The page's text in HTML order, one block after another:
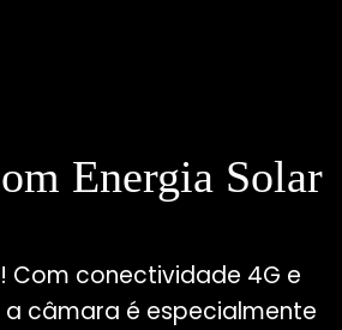
Energia Solar
Com conectividade 4G e
a câmara é especialmente